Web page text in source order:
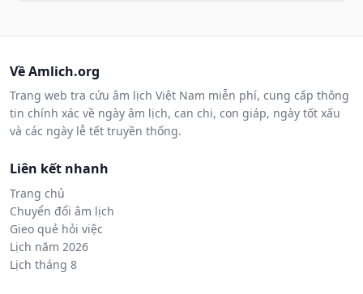
Về Amlich.org
Trang web tra cứu âm lịch Việt Nam miễn phí, cung cấp thông
tin chính xác về ngày âm lịch, can chi, con giáp, ngày tốt xấu
và các ngày lễ tết truyền thống.
Liên kết nhanh
Trang chủ
Chuyển đổi âm lịch
Gieo quẻ hỏi việc
Lịch năm 2026
Lịch tháng 8